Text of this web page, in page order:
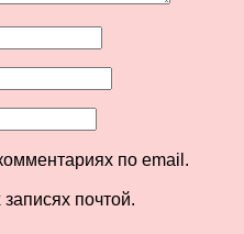
по email.
почтой.